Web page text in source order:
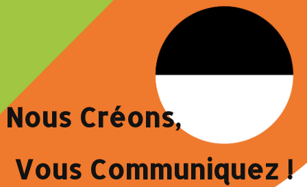
Nous Créons,
Vous Communiquez !